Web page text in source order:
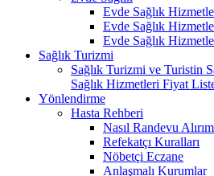
Evde Sağlık
Evde Sağlık
Evde Sağlık
Sağlık Turizmi
Sağlık Turizmi ve Turistin
Sağlık Hizmetleri Fiyat
Yönlendirme
Hasta Rehberi
Nasıl Randevu
Refekatçı Kuralları
Nöbetçi Eczane
Anlaşmalı Kurumlar